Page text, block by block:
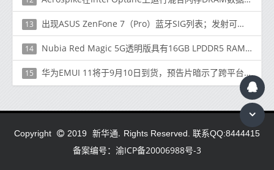
13 出现ASUS ZenFone 7（Pro）蓝牙SIG列表；发射可能快要结束了
14 Nubia Red Magic 5G透明版具有16GB LPDDR5 RAM，售价5199元（735美元）
15 华为EMUI 11将于9月10日到货，预告片暗示了跨平台支持
Copyright 2019 新华通. Rights Reserved. 联系QQ:8444415
备案编号：渝ICP备20006988号-3